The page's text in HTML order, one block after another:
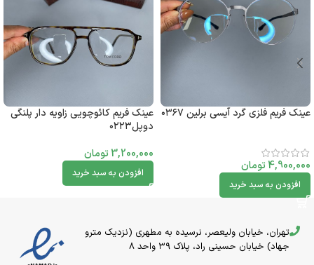
عینک فریم فلزی گرد آیسی برلین ۰۳۶۷
4,900,000تومان
افزودن به سبد خرید
عینک فریم کائوچویی زاویه دار پلنگی
دوپل۰۲۲۳
3,200,000تومان
افزودن به سبد خرید
تهران، خیابان ولیعصر، نرسیده به مطهری (نزدیک مترو
جهاد) خیابان حسینی راد، پلاک ۳۹ واحد 8